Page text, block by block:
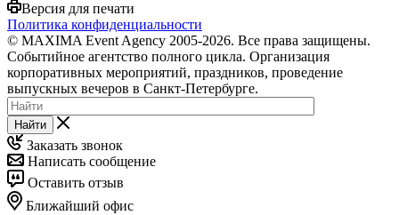
Версия для печати
Политика конфиденциальности
© MAXIMA Event Agency 2005-2026. Все права защищены.
Событийное агентство полного цикла. Организация
корпоративных мероприятий, праздников, проведение
выпускных вечеров в Санкт-Петербурге.
Найти
Заказать звонок
Написать сообщение
Оставить отзыв
Ближайший офис